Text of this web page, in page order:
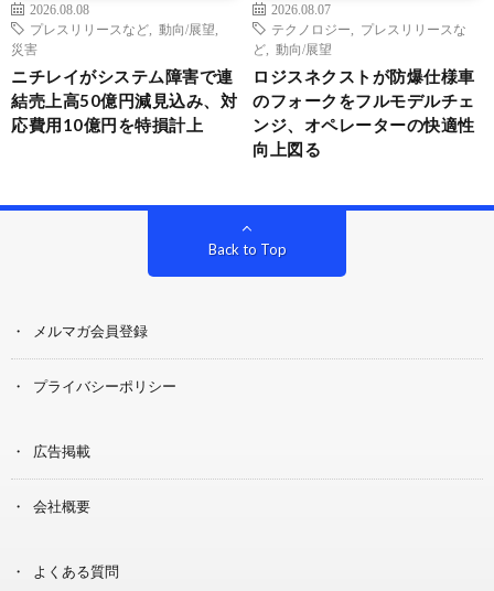
2026.08.08
プレスリリースなど
動向/展望
災害
ニチレイがシステム障害で連
結売上高50億円減見込み、対
応費用10億円を特損計上
2026.08.07
テクノロジー
プレスリリースな
ど
動向/展望
ロジスネクストが防爆仕様車
のフォークをフルモデルチェ
ンジ、オペレーターの快適性
向上図る
Back to Top
メルマガ会員登録
プライバシーポリシー
広告掲載
会社概要
よくある質問